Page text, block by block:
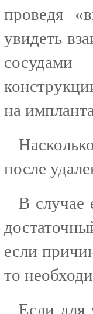
проведя
увидеть
на
после
В случае
если
то
Если для